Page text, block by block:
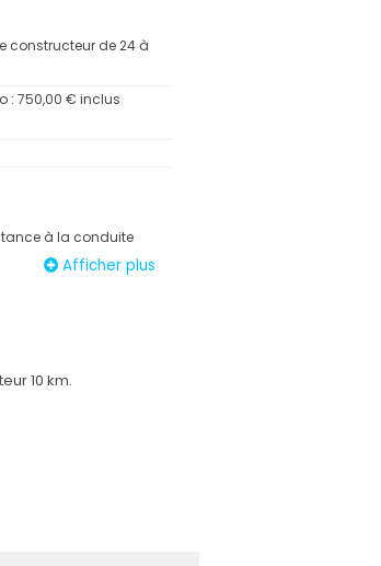
constructeur de 24 à
: 750,00 € inclus
à la conduite
Afficher plus
10 km.